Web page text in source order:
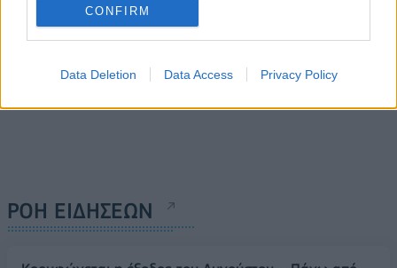
CONFIRM
Data Deletion Data Access Privacy Policy
ΡΟΗ ΕΙΔΗΣΕΩΝ